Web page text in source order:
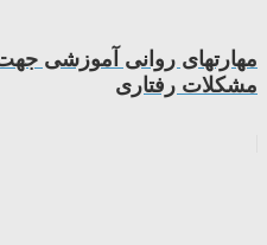
مهارتهای روانی آموزشی
مشکلات رفتاری